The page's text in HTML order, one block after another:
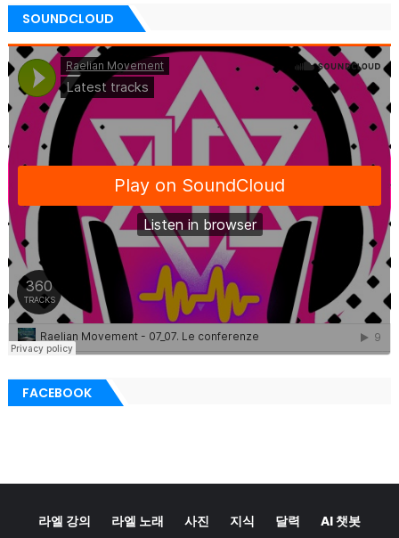
SOUNDCLOUD
FACEBOOK
라엘 강의 라엘 노래 사진 지식 달력 AI 챗봇